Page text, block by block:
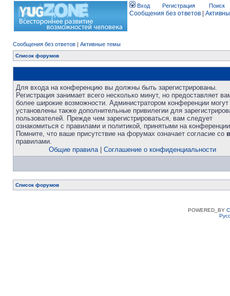
Вход Регистрация Поиск
Сообщения без ответов
Сообщения без ответов | Активные темы
Список форумов
Для входа на конференцию вы должны быть зарегистрированы.
Регистрация занимает всего несколько минут, но предоставляет
более широкие возможности. Администратором конференции
установлены также дополнительные привилегии для
пользователей. Прежде чем зарегистрироваться, вам следует
ознакомиться с правилами и политикой, принятыми на
Помните, что ваше присутствие на форумах означает согласие со
правилами.
Общие правила| Соглашение о конфиденциальности
Список форумов
POWERED_BY